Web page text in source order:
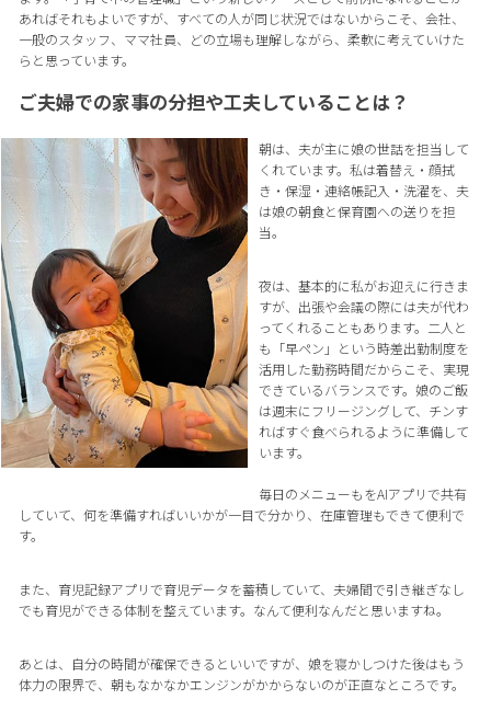
あればそれもよいですが、すべての人が同じ状況ではないからこそ、会社、
一般のスタッフ、ママ社員、どの立場も理解しながら、柔軟に考えていけた
らと思っています。
ご夫婦での家事の分担や工夫していることは？
朝は、夫が主に娘の世話を担当して
くれています。私は着替え・顔拭
き・保湿・連絡帳記入・洗濯を、夫
は娘の朝食と保育園への送りを担
当。
夜は、基本的に私がお迎えに行きま
すが、出張や会議の際には夫が代わ
ってくれることもあります。二人と
も「早ペン」という時差出勤制度を
活用した勤務時間だからこそ、実現
できているバランスです。娘のご飯
は週末にフリージングして、チンす
ればすぐ食べられるように準備して
います。
毎日のメニューもをAIアプリで共有
していて、何を準備すればいいかが一目で分かり、在庫管理もできて便利で
す。
また、育児記録アプリで育児データを蓄積していて、夫婦間で引き継ぎなし
でも育児ができる体制を整えています。なんて便利なんだと思いますね。
あとは、自分の時間が確保できるといいですが、娘を寝かしつけた後はもう
体力の限界で、朝もなかなかエンジンがかからないのが正直なところです。